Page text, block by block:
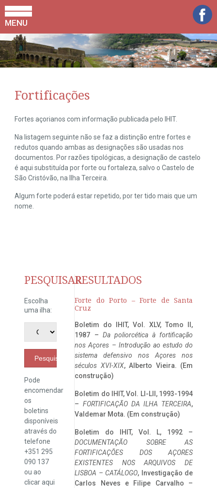
MENU
Fortificações
Fortes açorianos com informação publicada pelo IHIT.
Na listagem seguinte não se faz a distinção entre fortes e
redutos quando ambas as designações são usadas nos
documentos. Por razões tipológicas, a designação de castelo
é aqui substituída por forte ou fortaleza, salvo o Castelo de
São Cristóvão, na Ilha Terceira.
Algum forte poderá estar repetido, por ter tido mais que um
nome.
PESQUISAR
Escolha
uma ilha:
Pesquisar
Pode
encomendar
os
boletins
disponíveis
através do
telefone
+351 295
090 137
ou ao
clicaraqui
RESULTADOS
Forte do Porto – Forte de Santa
Cruz
Boletim do IHIT, Vol. XLV, Tomo II,
1987 – Da poliorcética à fortificação
nos Açores – Introdução ao estudo do
sistema defensivo nos Açores nos
séculos XVI-XIX, Alberto Vieira. (Em
construção)
Boletim do IHIT, Vol. LI-LII, 1993-1994
– FORTIFICAÇÃO DA ILHA TERCEIRA,
Valdemar Mota. (Em construção)
Boletim do IHIT, Vol. L, 1992 –
DOCUMENTAÇÃO SOBRE AS
FORTIFICAÇÕES DOS AÇORES
EXISTENTES NOS ARQUIVOS DE
LISBOA – CATÁLOGO, Investigação de
Carlos Neves e Filipe Carvalho –